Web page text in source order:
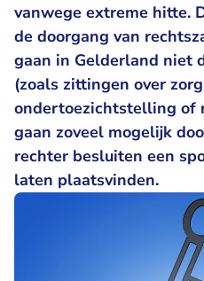
vanwege extreme hitte.
de doorgang van
gaan in Gelderland niet
(zoals zittingen over
ondertoezichtstelling of
gaan zoveel mogelijk
rechter besluiten een
laten plaatsvinden.